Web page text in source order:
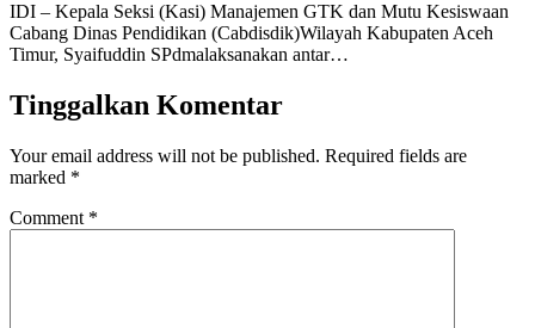
IDI – Kepala Seksi (Kasi) Manajemen GTK dan Mutu Kesiswaan
Cabang Dinas Pendidikan (Cabdisdik)Wilayah Kabupaten Aceh
Timur, Syaifuddin SPdmalaksanakan antar…
Tinggalkan Komentar
Your email address will not be published. Required fields are
marked *
Comment *